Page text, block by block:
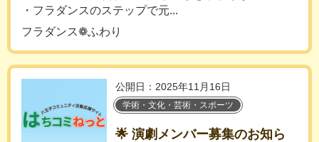
・フラダンスのステップで元...
フラダンス❁ふわり
公開日：2025年11月16日
学術・文化・芸術・スポーツ
🌟 演劇メンバー募集のお知ら